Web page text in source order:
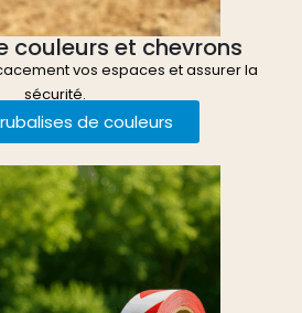
couleurs et chevrons
vos espaces et assurer la
sécurité.
de couleurs